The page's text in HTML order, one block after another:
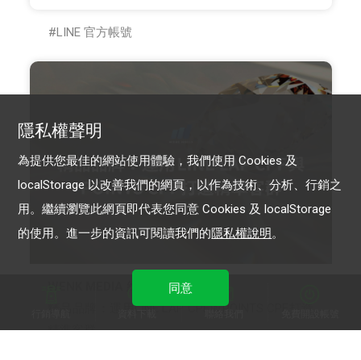
LINE 官方帳號
WENK MEDIA 維肯媒體
精品品牌：運用LINE LAP CPF與POINTS CPF打造
精準客群
隱私權聲明
為提供您最佳的網站使用體驗，我們使用 Cookies 及
localStorage 以改善我們的網頁，以作為技術、分析、行銷之
用。繼續瀏覽此網頁即代表您同意 Cookies 及 localStorage
的使用。進一步的資訊可閱讀我們的隱私權說明。
同意